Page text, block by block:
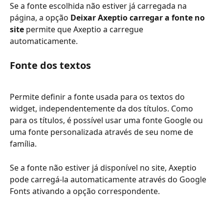
Se a fonte escolhida não estiver já carregada na
página, a opção Deixar Axeptio carregar a fonte no
site permite que Axeptio a carregue
automaticamente.
Fonte dos textos
Permite definir a fonte usada para os textos do
widget, independentemente da dos títulos. Como
para os títulos, é possível usar uma fonte Google ou
uma fonte personalizada através de seu nome de
família.
Se a fonte não estiver já disponível no site, Axeptio
pode carregá-la automaticamente através do Google
Fonts ativando a opção correspondente.